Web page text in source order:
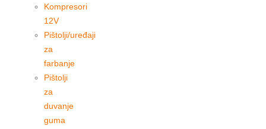
Kompresori
12V
Pištolji/uređaji
za
farbanje
Pištolji
za
duvanje
guma